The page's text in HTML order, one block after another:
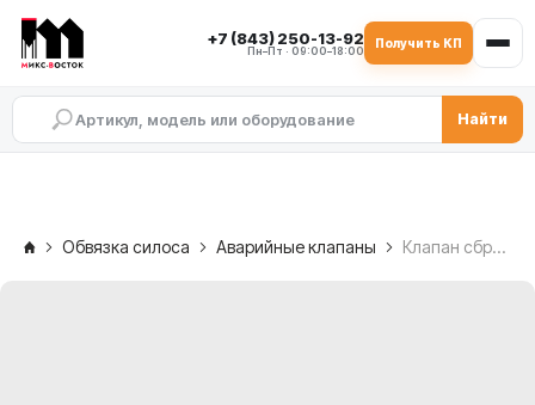
+7 (843) 250-13-92
Пн–Пт · 09:00–18:00
Получить КП
Найти
Обвязка силоса Аварийные клапаны Клапан сброса давления VHS-C